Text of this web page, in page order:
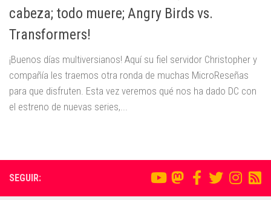
cabeza; todo muere; Angry Birds vs.
Transformers!
¡Buenos días multiversianos! Aquí su fiel servidor Christopher y
compañía les traemos otra ronda de muchas MicroReseñas
para que disfruten. Esta vez veremos qué nos ha dado DC con
el estreno de nuevas series,...
SEGUIR: